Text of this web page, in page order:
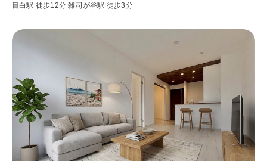
目白駅 徒歩12分雑司が谷駅 徒歩3分